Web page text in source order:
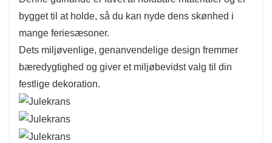
bygget til at holde, så du kan nyde dens skønhed i
mange feriesæsoner.
Dets miljøvenlige, genanvendelige design fremmer
bæredygtighed og giver et miljøbevidst valg til din
festlige dekoration.